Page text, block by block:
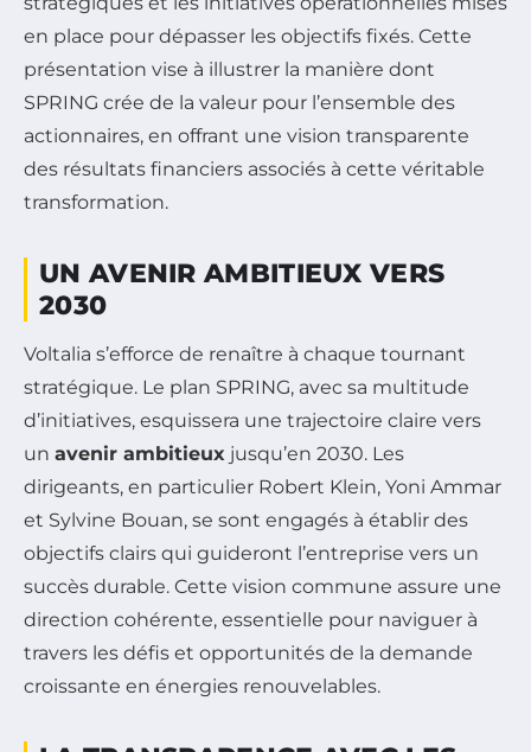
en place pour dépasser les objectifs fixés. Cette
présentation vise à illustrer la manière dont
SPRING crée de la valeur pour l’ensemble des
actionnaires, en offrant une vision transparente
des résultats financiers associés à cette véritable
transformation.
UN AVENIR AMBITIEUX VERS
2030
Voltalia s’efforce de renaître à chaque tournant
stratégique. Le plan SPRING, avec sa multitude
d’initiatives, esquissera une trajectoire claire vers
un avenir ambitieux jusqu’en 2030. Les
dirigeants, en particulier Robert Klein, Yoni Ammar
et Sylvine Bouan, se sont engagés à établir des
objectifs clairs qui guideront l’entreprise vers un
succès durable. Cette vision commune assure une
direction cohérente, essentielle pour naviguer à
travers les défis et opportunités de la demande
croissante en énergies renouvelables.